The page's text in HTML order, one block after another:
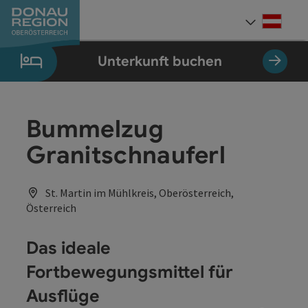
Zum Inhalt
Zur Navigation
Zum Seitenanfang
Zur Kontaktseite
Zum Impressum
Zur Startseite
Unterkunft buchen
Bummelzug
Granitschnauferl
St. Martin im Mühlkreis, Oberösterreich,
Österreich
Das ideale
Fortbewegungsmittel für
Ausflüge